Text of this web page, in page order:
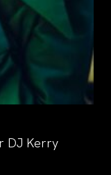
DJ Kerry